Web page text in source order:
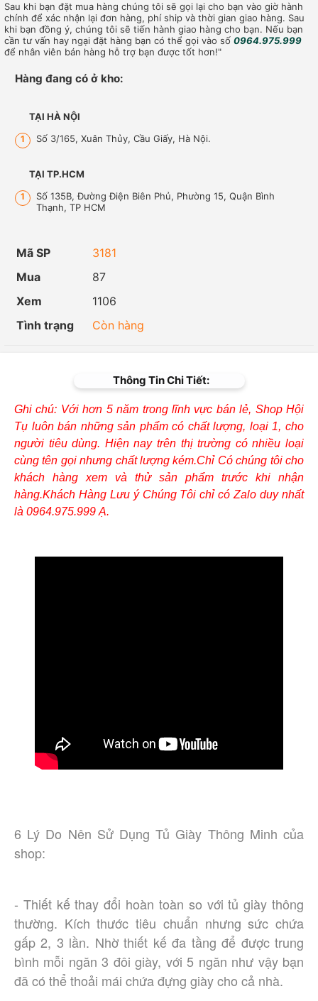
Sau khi bạn đặt mua hàng chúng tôi sẽ gọi lại cho bạn vào giờ hành
chính để xác nhận lại đơn hàng, phí ship và thời gian giao hàng. Sau
khi bạn đồng ý, chúng tôi sẽ tiến hành giao hàng cho bạn. Nếu bạn
cần tư vấn hay ngại đặt hàng bạn có thể gọi vào số 0964.975.999
để nhân viên bán hàng hỗ trợ bạn được tốt hơn!"
Hàng đang có ở kho:
TẠI HÀ NỘI
1 Số 3/165, Xuân Thủy, Cầu Giấy, Hà Nội.
TẠI TP.HCM
1
Số 135B, Đường Điện Biên Phủ, Phường 15, Quận Bình
Thạnh, TP HCM
Mã SP
3181
Mua
87
Xem
1106
Tình trạng
Còn hàng
Thông Tin Chi Tiết:
Ghi chú: Với hơn 5 năm trong lĩnh vực bán lẻ, Shop Hội
Tụ luôn bán những sản phẩm có chất lượng, loại 1, cho
người tiêu dùng. Hiện nay trên thị trường có nhiều loại
cùng tên gọi nhưng chất lượng kém.Chỉ Có chúng tôi cho
khách hàng xem và thử sản phẩm trước khi nhận
hàng.Khách Hàng Lưu ý Chúng Tôi chỉ có Zalo duy nhất
là 0964.975.999 Ạ.
6 Lý Do Nên Sử Dụng Tủ Giày Thông Minh của
shop:
- Thiết kế thay đổi hoàn toàn so với tủ giày thông
thường. Kích thước tiêu chuẩn nhưng sức chứa
gấp 2, 3 lần. Nhờ thiết kế đa tầng để được trung
bình mỗi ngăn 3 đôi giày, với 5 ngăn như vậy bạn
đã có thể thoải mái chứa đựng giày cho cả nhà.